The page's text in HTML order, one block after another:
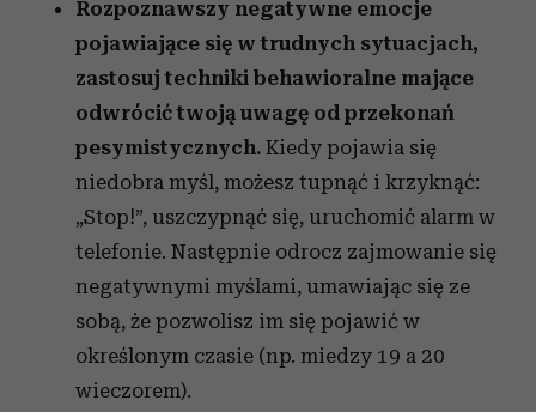
Rozpoznawszy negatywne emocje
pojawiające się w trudnych sytuacjach,
zastosuj techniki behawioralne mające
odwrócić twoją uwagę od przekonań
pesymistycznych. Kiedy pojawia się
niedobra myśl, możesz tupnąć i krzyknąć:
„Stop!”, uszczypnąć się, uruchomić alarm w
telefonie. Następnie odrocz zajmowanie się
negatywnymi myślami, umawiając się ze
sobą, że pozwolisz im się pojawić w
określonym czasie (np. miedzy 19 a 20
wieczorem).